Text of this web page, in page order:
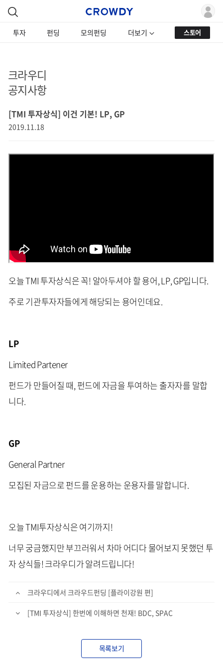
투자 펀딩 모의펀딩 더보기 스토어
크라우디
공지사항
[TMI 투자상식] 이건 기본! LP, GP
2019.11.18
오늘 TMI 투자상식은 꼭! 알아두셔야 할 용어,LP, GP입니다.
주로 기관투자자들에게 해당되는 용어인데요.
LP
Limited Partener
펀드가 만들어질 때, 펀드에 자금을 투여하는 출자자를 말합
니다.
GP
General Partner
모집된 자금으로 펀드를 운용하는 운용자를 말합니다.
오늘 TMI투자상식은 여기까지!
너무 궁금했지만 부끄러워서 차마 어디다 물어보지 못했던 투
자 상식들! 크라우디가 알려드립니다!
크라우디에서 크라우드펀딩 [플라이강원 편]
[TMI 투자상식] 한번에 이해하면 천재! BDC, SPAC
목록보기